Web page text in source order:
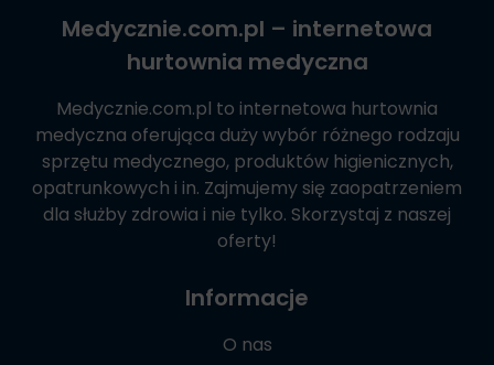
Medycznie.com.pl – internetowa
hurtownia medyczna
Medycznie.com.pl to internetowa hurtownia
medyczna oferująca duży wybór różnego rodzaju
sprzętu medycznego, produktów higienicznych,
opatrunkowych i in. Zajmujemy się zaopatrzeniem
dla służby zdrowia i nie tylko. Skorzystaj z naszej
oferty!
Informacje
O nas